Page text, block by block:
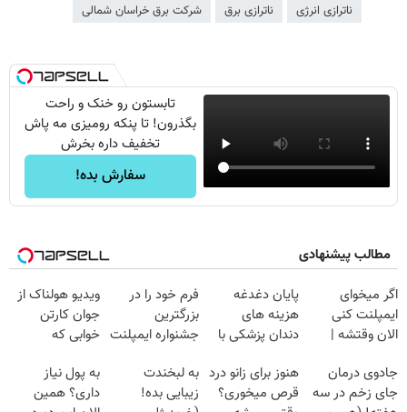
ناترازی انرژی ناترازی برق شرکت برق خراسان شمالی
تابستون رو خنک و راحت
بگذرون! تا پنکه رومیزی مه پاش
تخفیف داره بخرش
سفارش بده!
مطالب پیشنهادی
اگر میخوای
ایمپلنت کنی
الان وقتشه |
میلیون تومان!!!
پایان دغدغه
هزینه های
دندان پزشکی با
خانگی
فرم خود را در
بزرگترین
جشنواره ایمپلنت
فقط ۲۵ میلیون
ویدیو هولناک از
جوان کارتن
خوابی که
آموزش رایگان
جادوی درمان
جای زخم در سه
هنوز برای زانو درد
قرص میخوری؟
به لبخندت
زیبایی بده!
به پول نیاز
داری؟ همین